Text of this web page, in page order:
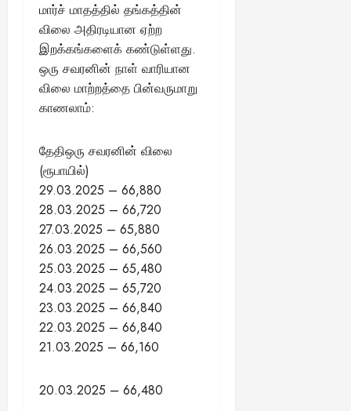
மார்ச் மாதத்தில் தங்கத்தின்
விலை அதிரடியான ஏற்ற
இறக்கங்களைக் கண்டுள்ளது.
ஒரு சவரனின் நாள் வாரியான
விலை மாற்றத்தை பின்வருமாறு
காணலாம்:
தேதிஒரு சவரனின் விலை
(ரூபாயில்)
29.03.2025 – 66,880
28.03.2025 – 66,720
27.03.2025 – 65,880
26.03.2025 – 66,560
25.03.2025 – 65,480
24.03.2025 – 65,720
23.03.2025 – 66,840
22.03.2025 – 66,840
21.03.2025 – 66,160
20.03.2025 – 66,480